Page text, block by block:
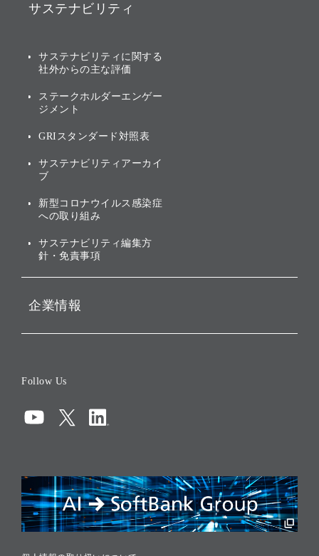
ソフトバンクグループの歩
[AI] What dreams are made
その他
グループ企業一覧
IRカレンダー
業績・財務
アニュアルレポート
株主・投資家情報（IR）に
サステナビリティ
トップメッセージ
サステナビリティの考え方
ガバナンス
投資先のサステナビリティ
サステナビリティに関する
社外からの主な評価
ステークホルダーエンゲー
ジメント
GRIスタンダード対照表
サステナビリティアーカイ
ブ
新型コロナウイルス感染症
への取り組み
サステナビリティ編集方
針・免責事項
企業情報
コンプライアンス
リスクマネジメント
税務に対する取り組み
採用情報
Follow Us